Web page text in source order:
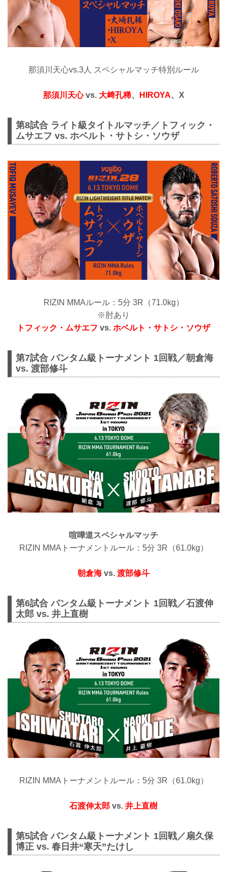
那須川天心vs.3人 スペシャルマッチ特別ルール
那須川天心vs. 大﨑孔稀、 HIROYA、X
第8試合 ライト級タイトルマッチ／トフィック・
ムサエフ vs. ホベルト・サトシ・ソウザ
RIZIN MMAルール：5分 3R（71.0kg）
※肘あり
トフィック・ムサエフ vs. ホベルト・サトシ・ソウザ
第7試合 バンタム級トーナメント 1回戦／朝倉海
vs. 渡部修斗
喧嘩道スペシャルマッチ
RIZIN MMAトーナメントルール：5分 3R（61.0kg）
朝倉海vs. 渡部修斗
第6試合 バンタム級トーナメント 1回戦／石渡伸
太郎 vs. 井上直樹
RIZIN MMAトーナメントルール：5分 3R（61.0kg）
石渡伸太郎 vs. 井上直樹
第5試合 バンタム級トーナメント 1回戦／扇久保
博正 vs. 春日井“寒天”たけし